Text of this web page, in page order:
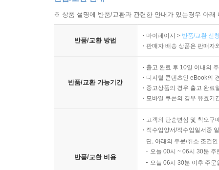
※ 상품 설명에 반품/교환과 관련한 안내가 있는경우 아
반품/교환 방법
마이페이지 > 반품/교환 신
판매자 배송 상품은 판매자
반품/교환 가능기간
출고 완료 후 10일 이내의
디지털 콘텐츠인 eBook의
중고상품의 경우 출고 완료
모바일 쿠폰의 경우 유효기
반품/교환 비용
고객의 단순변심 및 착오구
직수입양서/직수입일서중
단, 아래의 주문/취소 조건
오늘 00시 ~ 06시 30분
오늘 06시 30분 이후 주